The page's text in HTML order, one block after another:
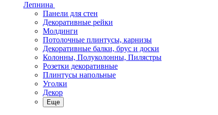
Лепнина
Панели для стен
Декоративные рейки
Молдинги
Потолочные плинтусы, карнизы
Декоративные балки, брус и доски
Колонны, Полуколонны, Пилястры
Розетки декоративные
Плинтусы напольные
Уголки
Декор
Еще